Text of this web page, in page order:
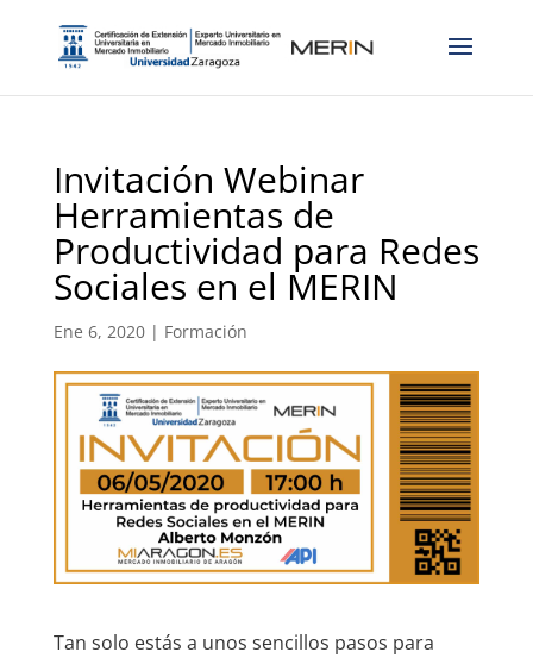
Invitación Webinar
Herramientas de
Productividad para Redes
Sociales en el MERIN
Ene 6, 2020| Formación
Tan solo estás a unos sencillos pasos para